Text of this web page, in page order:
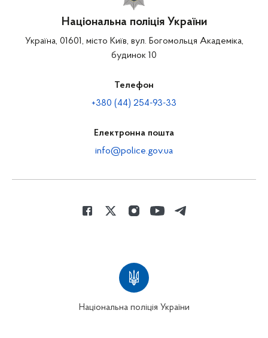
Національна поліція України
Україна, 01601, місто Київ, вул. Богомольця Академіка,
будинок 10
Телефон
+380 (44) 254-93-33
Електронна пошта
info@police.gov.ua
Національна поліція України